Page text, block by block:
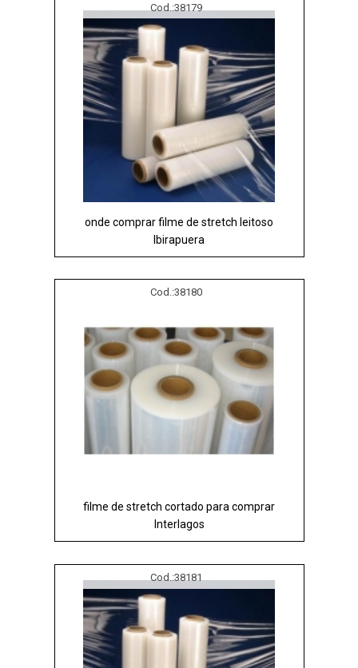
Cod.:38179
onde comprar filme de stretch leitoso
Ibirapuera
Cod.:38180
filme de stretch cortado para comprar
Interlagos
Cod.:38181